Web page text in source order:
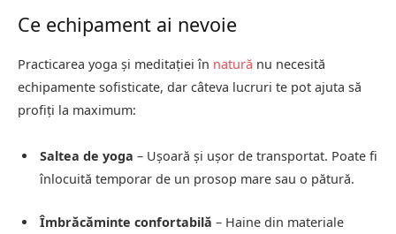
Ce echipament ai nevoie
Practicarea yoga și meditației în natură nu necesită
echipamente sofisticate, dar câteva lucruri te pot ajuta să
profiți la maximum:
Saltea de yoga – Ușoară și ușor de transportat. Poate fi
înlocuită temporar de un prosop mare sau o pătură.
Îmbrăcăminte confortabilă – Haine din materiale